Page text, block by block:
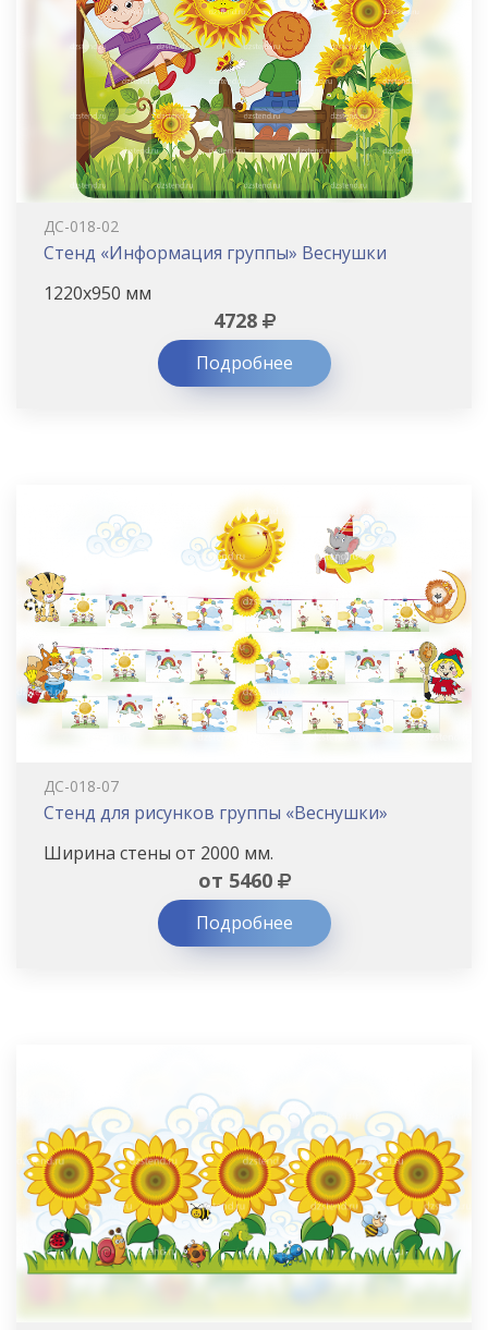
ДС-018-02
Стенд «Информация группы» Веснушки
1220х950 мм
4728
Подробнее
ДС-018-07
Стенд для рисунков группы «Веснушки»
Ширина стены от 2000 мм.
от 5460
Подробнее